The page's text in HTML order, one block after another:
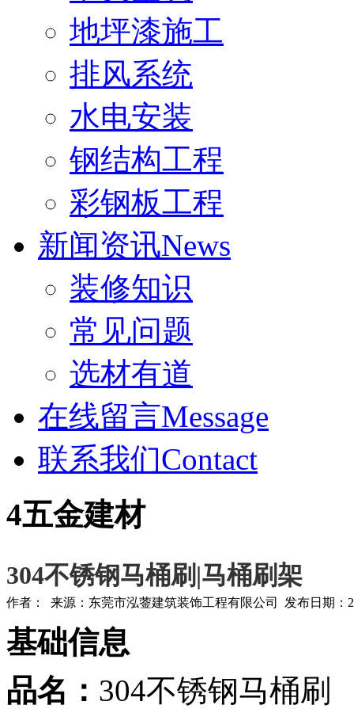
地坪漆施工
排风系统
水电安装
钢结构工程
彩钢板工程
新闻资讯News
装修知识
常见问题
选材有道
在线留言Message
联系我们Contact
4五金建材
304不锈钢马桶刷|马桶刷架
作者： 来源：东莞市泓蓥建筑装饰工程有限公司 发布日期：
基础信息
品名： 304不锈钢马桶刷